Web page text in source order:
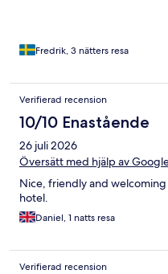
Fredrik, 3 nätters resa
Verifierad recension
10/10 Enastående
26 juli 2026
Översätt med hjälp av
Nice, friendly and
hotel.
Daniel, 1 natts resa
Verifierad recension